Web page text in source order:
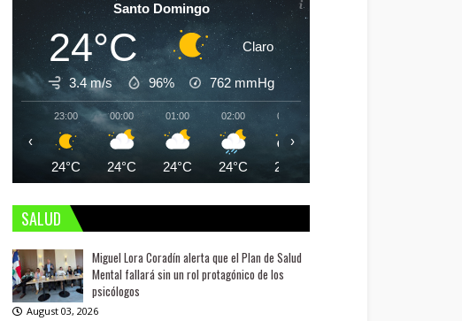
Santo Domingo
24°C Claro
3.4 m/s 96% 762 mmHg
23:00
24°C
00:00
24°C
01:00
24°C
02:00
24°C
03:00
24°C
‹ ›
SALUD
Miguel Lora Coradín alerta que el Plan de Salud
Mental fallará sin un rol protagónico de los
psicólogos
August 03, 2026